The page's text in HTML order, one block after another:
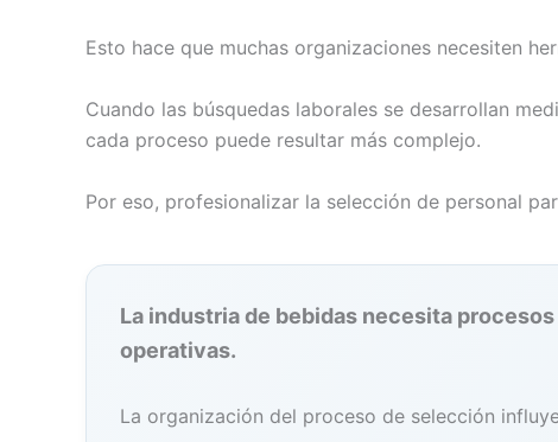
Esto hace que muchas organizaciones necesiten
Cuando las búsquedas laborales se desarrollan
cada proceso puede resultar más complejo.
Por eso, profesionalizar la selección de personal
La industria de bebidas necesita
operativas.
La organización del proceso de selección